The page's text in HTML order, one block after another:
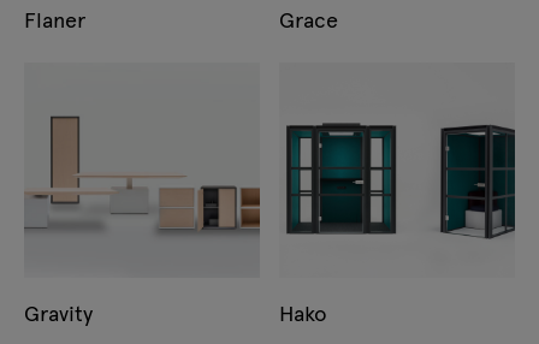
Flaner Grace
Gravity Hako